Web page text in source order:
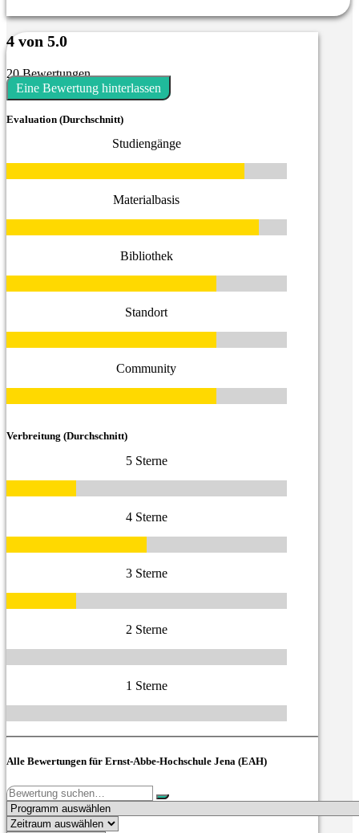
4 von 5.0
20 Bewertungen
Eine Bewertung hinterlassen
Evaluation (Durchschnitt)
Studiengänge
Materialbasis
Bibliothek
Standort
Community
Verbreitung (Durchschnitt)
5 Sterne
4 Sterne
3 Sterne
2 Sterne
1 Sterne
Alle Bewertungen für Ernst-Abbe-Hochschule Jena (EAH)